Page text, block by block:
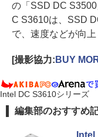
の「SSD DC
C S3610は、SSD
で、速度などが向上
[撮影協力: BUY
Intel DC S3610シリーズ
編集部のおすすめ